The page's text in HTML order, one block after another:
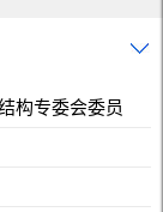
构专委会委员